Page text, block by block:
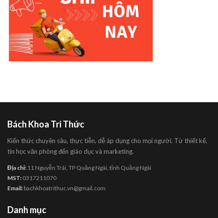
Bách Khoa Tri Thức
Kiến thức chuyên sâu, thực tiễn, dễ áp dụng cho mọi người. Từ thiết kế,
tin học văn phòng đến giáo dục và marketing.
Địa chỉ: 11 Nguyễn Trãi, TP Quảng Ngãi, tỉnh Quảng Ngãi
MST: 0317211070
Email: bachkhoatrithuc.vn@gmail.com
Danh mục